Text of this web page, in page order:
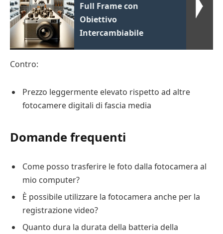
Full Frame con
Obiettivo
Intercambiabile
Contro:
Prezzo leggermente elevato rispetto ad altre
fotocamere digitali di fascia media
Domande frequenti
Come posso trasferire le foto dalla fotocamera al
mio computer?
È possibile utilizzare la fotocamera anche per la
registrazione video?
Quanto dura la durata della batteria della